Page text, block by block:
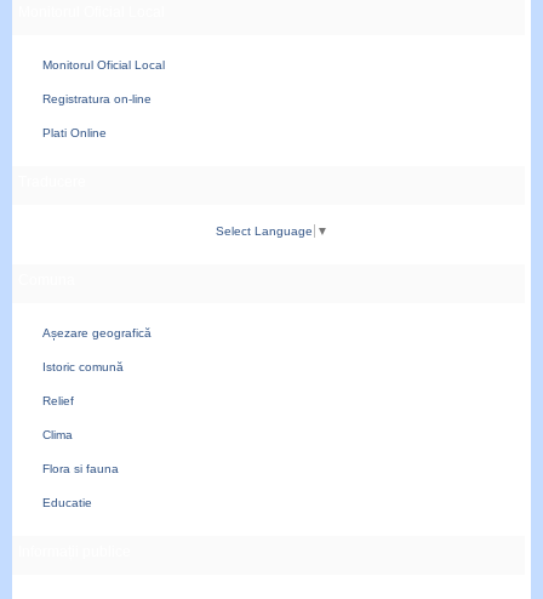
Monitorul Oficial Local
Registratura on-line
Plati Online
Select Language ▼
Așezare geografică
Istoric comună
Relief
Clima
Flora si fauna
Educatie